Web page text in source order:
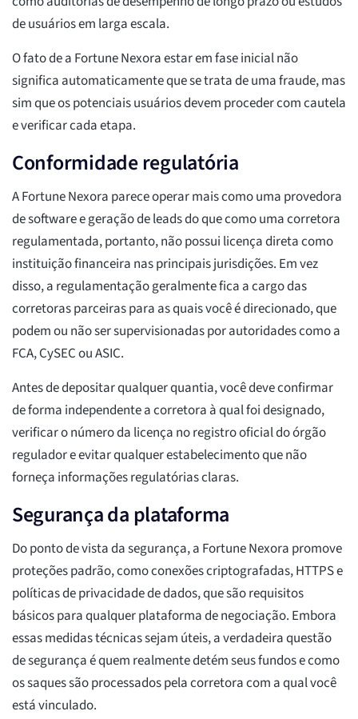
de usuários em larga escala.
O fato de a Fortune Nexora estar em fase inicial não
significa automaticamente que se trata de uma fraude, mas
sim que os potenciais usuários devem proceder com cautela
e verificar cada etapa.
Conformidade regulatória
A Fortune Nexora parece operar mais como uma provedora
de software e geração de leads do que como uma corretora
regulamentada, portanto, não possui licença direta como
instituição financeira nas principais jurisdições. Em vez
disso, a regulamentação geralmente fica a cargo das
corretoras parceiras para as quais você é direcionado, que
podem ou não ser supervisionadas por autoridades como a
FCA, CySEC ou ASIC.
Antes de depositar qualquer quantia, você deve confirmar
de forma independente a corretora à qual foi designado,
verificar o número da licença no registro oficial do órgão
regulador e evitar qualquer estabelecimento que não
forneça informações regulatórias claras.
Segurança da plataforma
Do ponto de vista da segurança, a Fortune Nexora promove
proteções padrão, como conexões criptografadas, HTTPS e
políticas de privacidade de dados, que são requisitos
básicos para qualquer plataforma de negociação. Embora
essas medidas técnicas sejam úteis, a verdadeira questão
de segurança é quem realmente detém seus fundos e como
os saques são processados pela corretora com a qual você
está vinculado.